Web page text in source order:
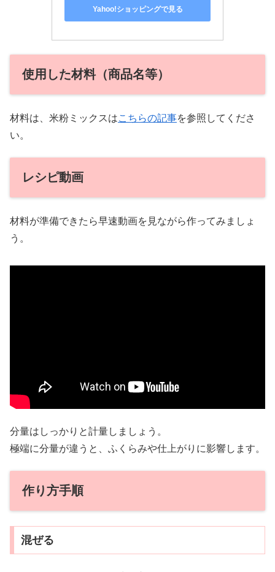
Yahoo!ショッピングで見る
使用した材料（商品名等）
材料は、米粉ミックスはこちらの記事を参照してくださ
い。
レシピ動画
材料が準備できたら早速動画を見ながら作ってみましょ
う。
分量はしっかりと計量しましょう。
極端に分量が違うと、ふくらみや仕上がりに影響します。
作り方手順
混ぜる